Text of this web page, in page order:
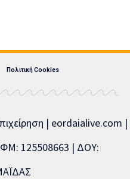
Πολιτική Cookies
| eordaialive.com |
125508663 | ΔΟΥ: